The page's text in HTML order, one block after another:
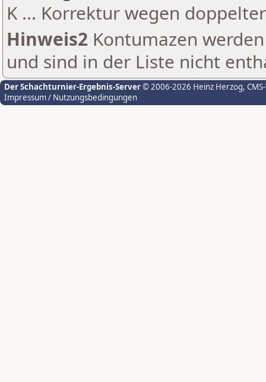
K ... Korrektur wegen
Hinweis2 Kontumazen
und sind in der Liste nicht
Der Schachturnier-Ergebnis-Server© 2006-2026 Heinz Herzog,
Impressum / Nutzungsbedingungen